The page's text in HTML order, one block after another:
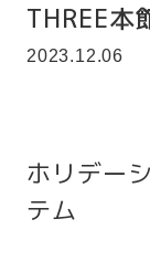
THREE本
2023.12.06
ホリデー
テム